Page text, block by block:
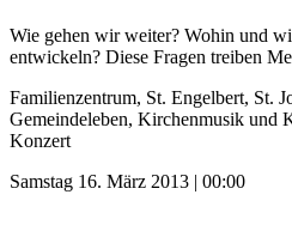
Wie gehen wir weiter? Wohin und
entwickeln? Diese Fragen treiben
Familienzentrum, St. Engelbert, St.
Gemeindeleben, Kirchenmusik und
Konzert
Samstag 16. März 2013 | 00:00